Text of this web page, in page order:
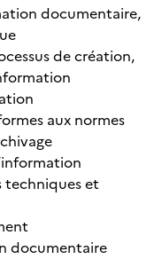
documentaire,
de création,
aux normes
techniques et
documentaire